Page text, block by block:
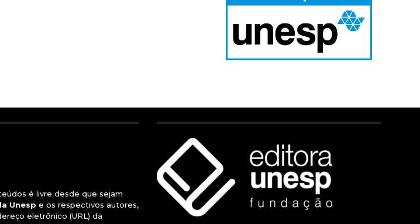
é livre desde que sejam
Unesp e os respectivos autores,
eletrônico (URL) da